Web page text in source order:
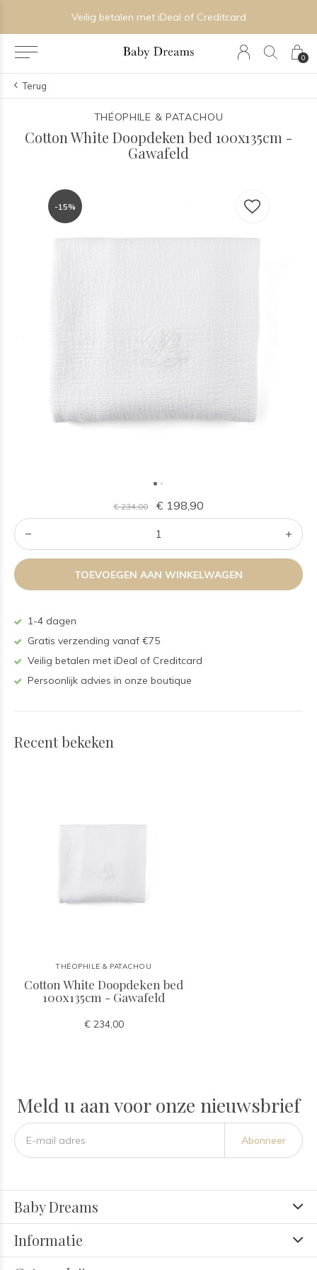
0
Veilig betalen met iDeal of Creditcard
Terug
THÉOPHILE & PATACHOU
Cotton White Doopdeken bed 100x135cm -
Gawafeld
-15%
€ 234,00 € 198,90
TOEVOEGEN AAN WINKELWAGEN
1-4 dagen
Gratis verzending vanaf €75
Veilig betalen met iDeal of Creditcard
Persoonlijk advies in onze boutique
Recent bekeken
THÉOPHILE & PATACHOU
Cotton White Doopdeken bed
100x135cm - Gawafeld
€ 234,00
Meld u aan voor onze nieuwsbrief
Abonneer
Baby Dreams
Informatie